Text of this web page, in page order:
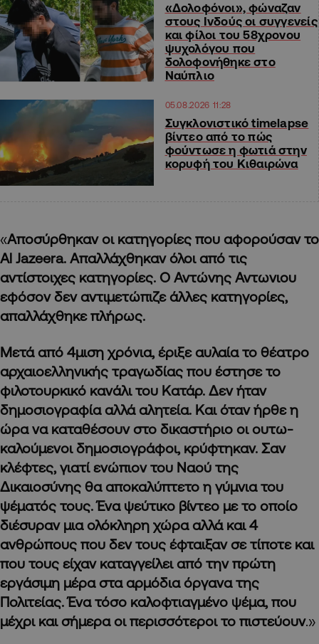
«Δολοφόνοι», φώναζαν
στους Ινδούς οι συγγενείς
και φίλοι του 58χρονου
ψυχολόγου που
δολοφονήθηκε στο
Ναύπλιο
05.08.2026 11:28
Συγκλονιστικό timelapse
βίντεο από το πώς
φούντωσε η φωτιά στην
κορυφή του Κιθαιρώνα
«Αποσύρθηκαν οι κατηγορίες που αφορούσαν το
Al Jazeera. Απαλλάχθηκαν όλοι από τις
αντίστοιχες κατηγορίες. Ο Αντώνης Αντωνιου
εφόσον δεν αντιμετώπιζε άλλες κατηγορίες,
απαλλάχθηκε πλήρως.
Μετά από 4μιση χρόνια, έριξε αυλαία το θέατρο
αρχαιοελληνικής τραγωδίας που έστησε το
φιλοτουρκικό κανάλι του Κατάρ. Δεν ήταν
δημοσιογραφία αλλά αλητεία. Και όταν ήρθε η
ώρα να καταθέσουν στο δικαστήριο οι ουτω-
καλούμενοι δημοσιογράφοι, κρύφτηκαν. Σαν
κλέφτες, γιατί ενώπιον του Ναού της
Δικαιοσύνης θα αποκαλύπτετο η γύμνια του
ψέματός τους. Ένα ψεύτικο βίντεο με το οποίο
διέσυραν μια ολόκληρη χώρα αλλά και 4
ανθρώπους που δεν τους έφταιξαν σε τίποτε και
που τους είχαν καταγγείλει από την πρώτη
εργάσιμη μέρα στα αρμόδια όργανα της
Πολιτείας. Ένα τόσο καλοφτιαγμένο ψέμα, που
μέχρι και σήμερα οι περισσότεροι το πιστεύουν.»